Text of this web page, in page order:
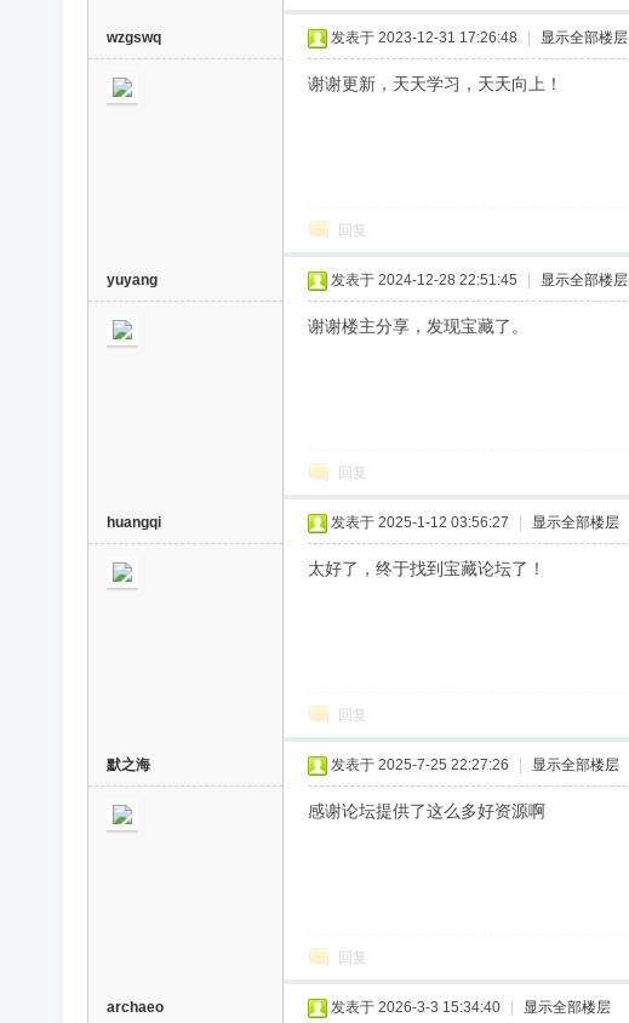
wzgswq 发表于 2023-12-31 17:26:48 显示全部楼层
谢谢更新，天天学习，天天向上！
回复
yuyang 发表于 2024-12-28 22:51:45 显示全部楼层
谢谢楼主分享，发现宝藏了。
回复
huangqi 发表于 2025-1-12 03:56:27 显示全部楼层
太好了，终于找到宝藏论坛了！
回复
默之海 发表于 2025-7-25 22:27:26 显示全部楼层
感谢论坛提供了这么多好资源啊
回复
archaeo 发表于 2026-3-3 15:34:40 显示全部楼层